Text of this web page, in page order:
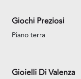
Giochi Preziosi
Piano terra
Gioielli Di Valenza